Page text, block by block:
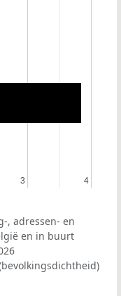
3
3 4
4
, adressen- en
en in buurt